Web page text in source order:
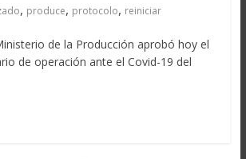
, produce, protocolo, reiniciar
de la Producción aprobó hoy el
de operación ante el Covid-19 del